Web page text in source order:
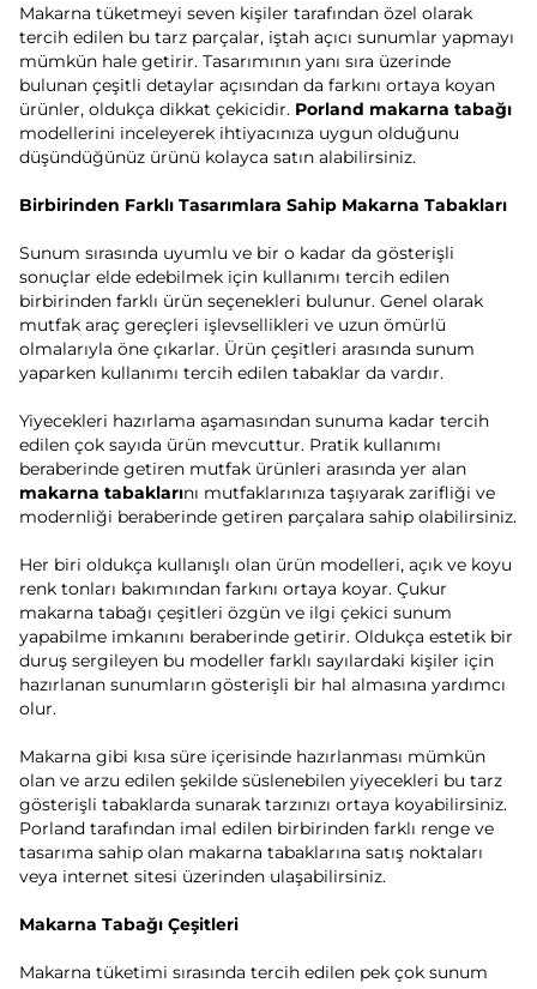
Makarna tüketmeyi seven kişiler tarafından özel olarak
tercih edilen bu tarz parçalar, iştah açıcı sunumlar yapmayı
mümkün hale getirir. Tasarımının yanı sıra üzerinde
bulunan çeşitli detaylar açısından da farkını ortaya koyan
ürünler, oldukça dikkat çekicidir. Porland makarna tabağı
modellerini inceleyerek ihtiyacınıza uygun olduğunu
düşündüğünüz ürünü kolayca satın alabilirsiniz.
Birbirinden Farklı Tasarımlara Sahip Makarna Tabakları
Sunum sırasında uyumlu ve bir o kadar da gösterişli
sonuçlar elde edebilmek için kullanımı tercih edilen
birbirinden farklı ürün seçenekleri bulunur. Genel olarak
mutfak araç gereçleri işlevsellikleri ve uzun ömürlü
olmalarıyla öne çıkarlar. Ürün çeşitleri arasında sunum
yaparken kullanımı tercih edilen tabaklar da vardır.
Yiyecekleri hazırlama aşamasından sunuma kadar tercih
edilen çok sayıda ürün mevcuttur. Pratik kullanımı
beraberinde getiren mutfak ürünleri arasında yer alan
makarna tabaklarını mutfaklarınıza taşıyarak zarifliği ve
modernliği beraberinde getiren parçalara sahip olabilirsiniz.
Her biri oldukça kullanışlı olan ürün modelleri, açık ve koyu
renk tonları bakımından farkını ortaya koyar. Çukur
makarna tabağı çeşitleri özgün ve ilgi çekici sunum
yapabilme imkanını beraberinde getirir. Oldukça estetik bir
duruş sergileyen bu modeller farklı sayılardaki kişiler için
hazırlanan sunumların gösterişli bir hal almasına yardımcı
olur.
Makarna gibi kısa süre içerisinde hazırlanması mümkün
olan ve arzu edilen şekilde süslenebilen yiyecekleri bu tarz
gösterişli tabaklarda sunarak tarzınızı ortaya koyabilirsiniz.
Porland tarafından imal edilen birbirinden farklı renge ve
tasarıma sahip olan makarna tabaklarına satış noktaları
veya internet sitesi üzerinden ulaşabilirsiniz.
Makarna Tabağı Çeşitleri
Makarna tüketimi sırasında tercih edilen pek çok sunum